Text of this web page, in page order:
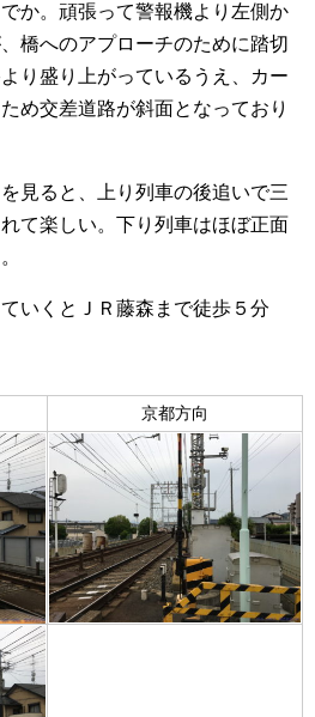
か。頑張って警報機より左側か
橋へのアプローチのために踏切
り盛り上がっているうえ、カー
め交差道路が斜面となっており
見ると、上り列車の後追いで三
て楽しい。下り列車はほぼ正面
いくとＪＲ藤森まで徒歩５分
京都方向